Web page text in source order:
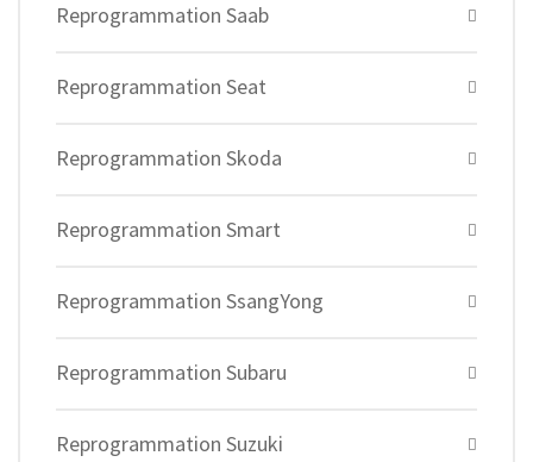
Reprogrammation Saab
Reprogrammation Seat
Reprogrammation Skoda
Reprogrammation Smart
Reprogrammation SsangYong
Reprogrammation Subaru
Reprogrammation Suzuki